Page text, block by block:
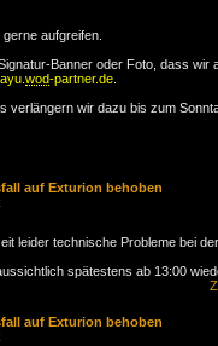
aufgreifen.
Banner oder Foto, dass wir
wod-partner.de
verlängern wir dazu bis zum
auf Exturion behoben
leider technische Probleme bei
spätestens ab 13:00
auf Exturion behoben